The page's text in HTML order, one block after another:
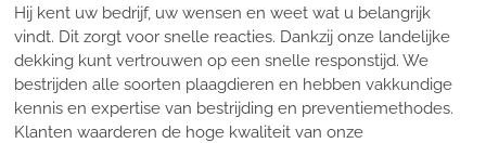
Hij kent uw bedrijf, uw wensen en weet wat u belangrijk
vindt. Dit zorgt voor snelle reacties. Dankzij onze landelijke
dekking kunt vertrouwen op een snelle responstijd. We
bestrijden alle soorten plaagdieren en hebben vakkundige
kennis en expertise van bestrijding en preventiemethodes.
Klanten waarderen de hoge kwaliteit van onze